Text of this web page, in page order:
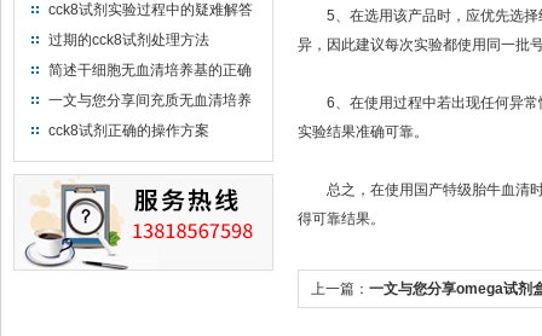
cck8试剂实验过程中的疑难解答
（一）
过期的cck8试剂处理方法
简述干细胞无血清培养基的正确
使用方法及使用注意事项
一文与您分享间充质无血清培养
基的选购建议
cck8试剂正确的操作方案
5、在选用该产品时，应优先选择
异，因此建议每次实验都使用同一批
6、在使用过程中若出现任何异常
实验结果准确可靠。
总之，在使用国产特级胎牛血清时
得可靠结果。
上一篇： 一文与您分享omega试剂